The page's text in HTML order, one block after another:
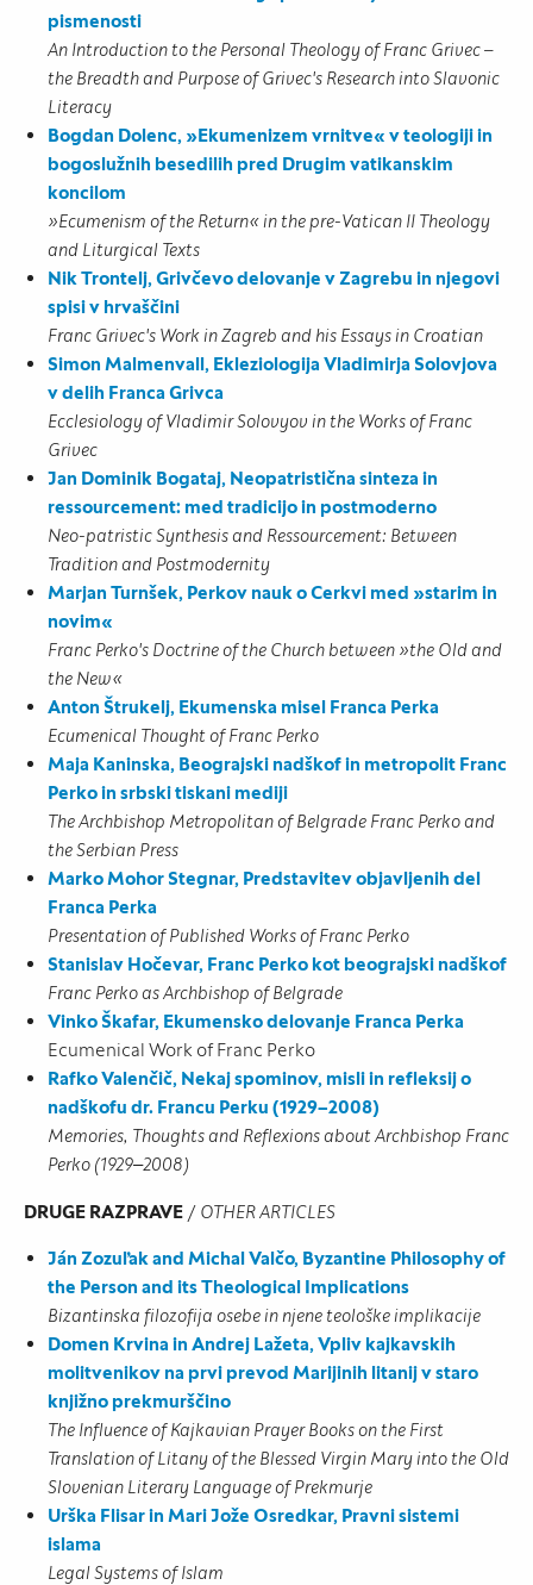
pismenosti
An Introduction to the Personal Theology of Franc Grivec –
the Breadth and Purpose of Grivec's Research into Slavonic
Literacy
Bogdan Dolenc, »Ekumenizem vrnitve« v teologiji in
bogoslužnih besedilih pred Drugim vatikanskim
koncilom
»Ecumenism of the Return« in the pre-Vatican II Theology
and Liturgical Texts
Nik Trontelj, Grivčevo delovanje v Zagrebu in njegovi
spisi v hrvaščini
Franc Grivec's Work in Zagreb and his Essays in Croatian
Simon Malmenvall, Ekleziologija Vladimirja Solovjova
v delih Franca Grivca
Ecclesiology of Vladimir Solovyov in the Works of Franc
Grivec
Jan Dominik Bogataj, Neopatristična sinteza in
ressourcement: med tradicijo in postmoderno
Neo-patristic Synthesis and Ressourcement: Between
Tradition and Postmodernity
Marjan Turnšek, Perkov nauk o Cerkvi med »starim in
novim«
Franc Perko's Doctrine of the Church between »the Old and
the New«
Anton Štrukelj, Ekumenska misel Franca Perka
Ecumenical Thought of Franc Perko
Maja Kaninska, Beograjski nadškof in metropolit Franc
Perko in srbski tiskani mediji
The Archbishop Metropolitan of Belgrade Franc Perko and
the Serbian Press
Marko Mohor Stegnar, Predstavitev objavljenih del
Franca Perka
Presentation of Published Works of Franc Perko
Stanislav Hočevar, Franc Perko kot beograjski nadškof
Franc Perko as Archbishop of Belgrade
Vinko Škafar, Ekumensko delovanje Franca Perka
Ecumenical Work of Franc Perko
Rafko Valenčič, Nekaj spominov, misli in refleksij o
nadškofu dr. Francu Perku (1929–2008)
Memories, Thoughts and Reflexions about Archbishop Franc
Perko (1929‒2008)
DRUGE RAZPRAVE / OTHER ARTICLES
Ján Zozuľak and Michal Valčo, Byzantine Philosophy of
the Person and its Theological Implications
Bizantinska filozofija osebe in njene teološke implikacije
Domen Krvina in Andrej Lažeta, Vpliv kajkavskih
molitvenikov na prvi prevod Marijinih litanij v staro
knjižno prekmurščino
The Influence of Kajkavian Prayer Books on the First
Translation of Litany of the Blessed Virgin Mary into the Old
Slovenian Literary Language of Prekmurje
Urška Flisar in Mari Jože Osredkar, Pravni sistemi
islama
Legal Systems of Islam